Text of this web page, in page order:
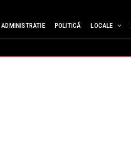
ADMINISTRATIE POLITICĂ LOCALE